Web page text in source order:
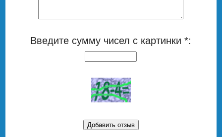
Введите сумму чисел с картинки *: